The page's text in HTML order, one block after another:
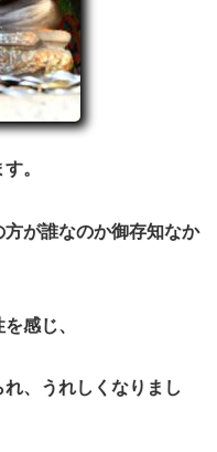
。
が誰なのか御存知なか
感じ、
、うれしくなりまし